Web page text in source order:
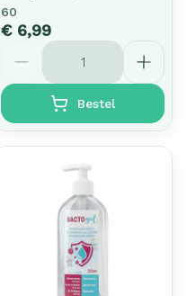
60
€ 6,99
Aantal
Bestel